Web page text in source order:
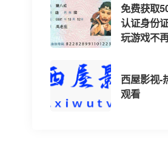
免费获取
认证身份
玩游戏不
西屋影视-
观看